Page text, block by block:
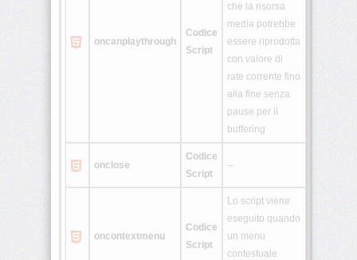
<source>
oncanplaythrough
Codice
Script
che la risorsa
media potrebbe
essere riprodotta
con valore di
rate corrente fino
alla fine senza
pause per il
buffering
onclose
Codice
Script
--
oncontextmenu
Codice
Script
Lo script viene
eseguito quando
un menu
contestuale